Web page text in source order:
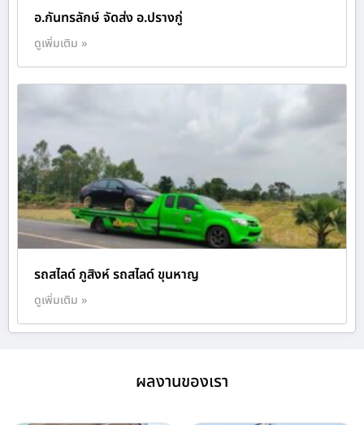
อ.กันทรลักษ์ จัดส่ง อ.ปรางกู่
ดูเพิ่มเติม »
รถสไลด์ ภูสิงห์ รถสไลด์ ขุนหาญ
ดูเพิ่มเติม »
ผลงานของเรา